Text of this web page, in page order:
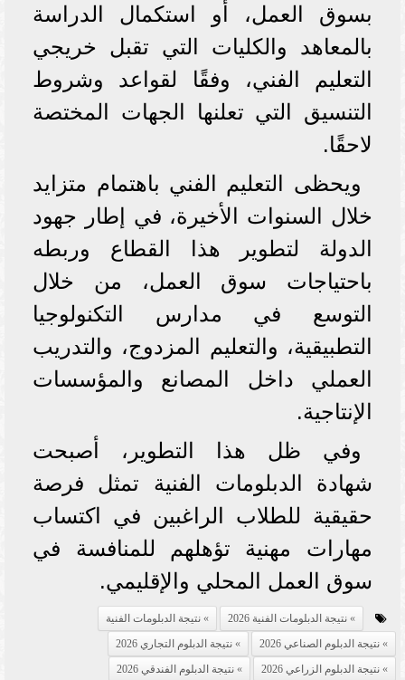
بسوق العمل، أو استكمال الدراسة
بالمعاهد والكليات التي تقبل خريجي
التعليم الفني، وفقًا لقواعد وشروط
التنسيق التي تعلنها الجهات المختصة
لاحقًا.
ويحظى التعليم الفني باهتمام متزايد
خلال السنوات الأخيرة، في إطار جهود
الدولة لتطوير هذا القطاع وربطه
باحتياجات سوق العمل، من خلال
التوسع في مدارس التكنولوجيا
التطبيقية، والتعليم المزدوج، والتدريب
العملي داخل المصانع والمؤسسات
الإنتاجية.
وفي ظل هذا التطوير، أصبحت
شهادة الدبلومات الفنية تمثل فرصة
حقيقية للطلاب الراغبين في اكتساب
مهارات مهنية تؤهلهم للمنافسة في
سوق العمل المحلي والإقليمي.
نتيجة الدبلومات الفنية 2026
نتيجة الدبلومات الفنية
نتيجة الدبلوم الصناعي 2026
نتيجة الدبلوم التجاري 2026
نتيجة الدبلوم الزراعي 2026
نتيجة الدبلوم الفندقي 2026